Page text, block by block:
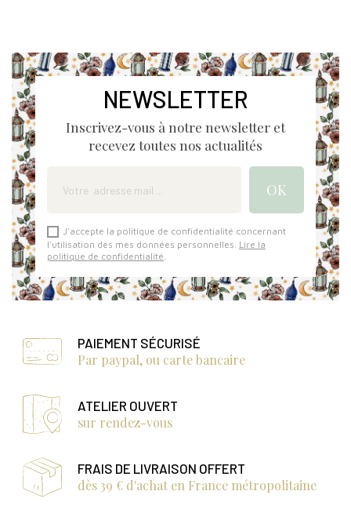
NEWSLETTER
Inscrivez-vous à notre newsletter et
recevez toutes nos actualités
J'accepte la politique de confidentialité concernant
l'utilisation des mes données personnelles. Lire la
politique de confidentialité
PAIEMENT SÉCURISÉ
Par paypal, ou carte bancaire
ATELIER OUVERT
sur rendez-vous
FRAIS DE LIVRAISON OFFERT
dès 39 € d'achat en France métropolitaine